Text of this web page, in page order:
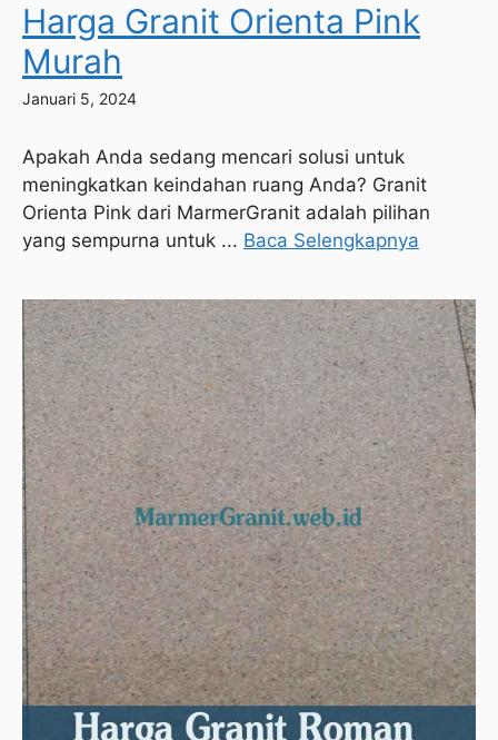
Harga Granit Orienta Pink
Murah
Januari 5, 2024
Apakah Anda sedang mencari solusi untuk
meningkatkan keindahan ruang Anda? Granit
Orienta Pink dari MarmerGranit adalah pilihan
yang sempurna untuk ... Baca Selengkapnya